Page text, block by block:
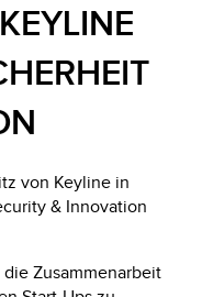
von Keyline in
& Innovation
Zusammenarbeit